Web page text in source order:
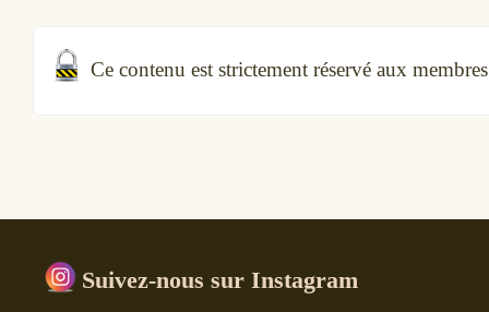
Ce contenu est strictement réservé aux membres
Suivez-nous sur Instagram